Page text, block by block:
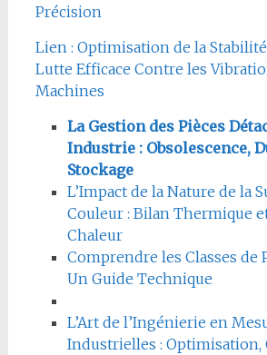
Précision
Lien : Optimisation de la
Lutte Efficace Contre les
Machines
La Gestion des Pièces
Industrie : Obsolescence,
Stockage
L’Impact de la Nature de la
Couleur : Bilan Thermique
Chaleur
Comprendre les Classes de
Un Guide Technique
L’Art de l’Ingénierie en
Industrielles : Optimisation,